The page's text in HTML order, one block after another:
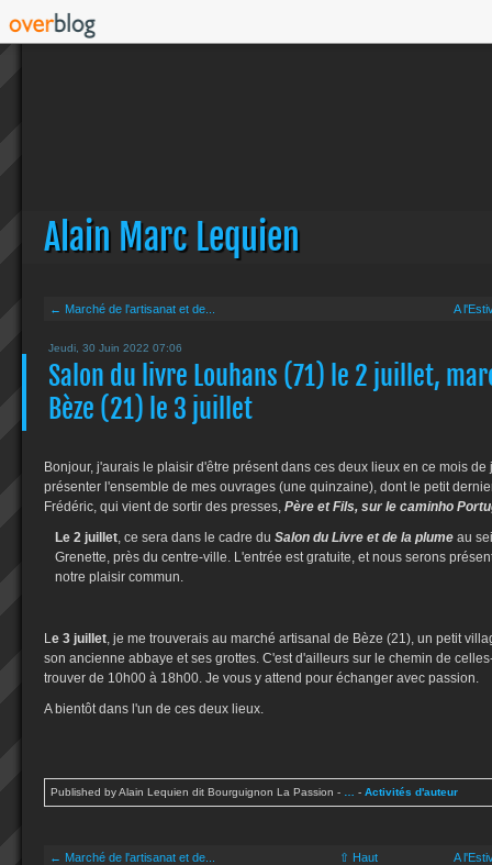
Alain Marc Lequien
← Marché de l'artisanat et de... A
Jeudi, 30 Juin 2022 07:06
Salon du livre Louhans (71) le 2 juillet,
Bèze (21) le 3 juillet
Bonjour, j'aurais le plaisir d'être présent dans ces deux lieux en ce mois
présenter l'ensemble de mes ouvrages (une quinzaine), dont le petit
Frédéric, qui vient de sortir des presses, Père et Fils, sur le caminho
Le 2 juillet, ce sera dans le cadre du Salon du Livre et de la plume au
Grenette, près du centre-ville. L'entrée est gratuite, et nous serons
notre plaisir commun.
Le 3 juillet, je me trouverais au marché artisanal de Bèze (21), un petit
son ancienne abbaye et ses grottes. C'est d'ailleurs sur le chemin de
trouver de 10h00 à 18h00. Je vous y attend pour échanger avec passion.
A bientôt dans l'un de ces deux lieux.
Published by Alain Lequien dit Bourguignon La Passion - - Activités d'auteur
← Marché de l'artisanat et de... ⇧ Haut A